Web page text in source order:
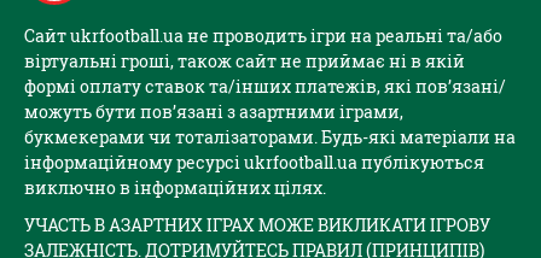
Сайт ukrfootball.ua не проводить ігри на реальні та/або
віртуальні гроші, також сайт не приймає ні в якій
формі оплату ставок та/інших платежів, які пов’язані/
можуть бути пов’язані з азартними іграми,
букмекерами чи тоталізаторами. Будь-які матеріали на
інформаційному ресурсі ukrfootball.ua публікуються
виключно в інформаційних цілях.
УЧАСТЬ В АЗАРТНИХ ІГРАХ МОЖЕ ВИКЛИКАТИ ІГРОВУ
ЗАЛЕЖНІСТЬ. ДОТРИМУЙТЕСЬ ПРАВИЛ (ПРИНЦИПІВ)